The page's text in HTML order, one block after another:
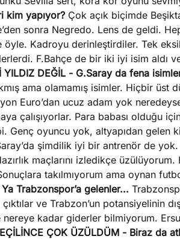
kim yapıyor? Çok açık biçimde
sonra Negredo. Lens de geldi.
Kadroyu derinleştirdiler. Tek
F.Bahçe de bir iki iyi isim aldı
YILDIZ DEĞİL - G.Saray da fena
ama olamamış isimler. Hiçbir üst
Euro’dan ucuz adam yok
çalışıyorlar. Para babası olduğu
Genç oyuncu yok, altyapıdan gelen
şimdilik iyi bir antrenör de
maçlarını izledikçe üzülüyorum.
takılmıyorum ama oynan
Trabzonspor’a gelenler...
ve Trabzon’un potansiyelinin
kadar giderler bilmiyorum.
ÇOK ÜZÜLDÜM - Biraz da